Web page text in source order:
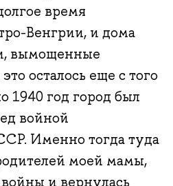
время
Венгрии, и дома
вымощенные
осталось еще с того
1940 год город был
войной
Именно тогда туда
моей мамы,
войны и вернулась